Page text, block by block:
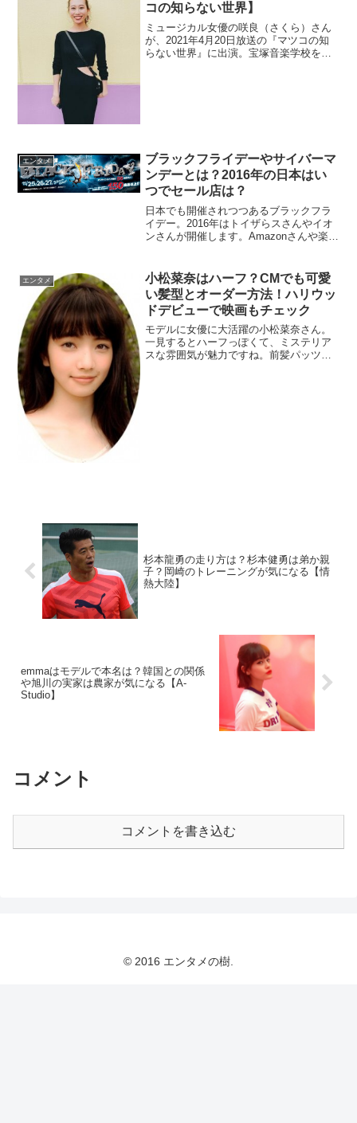
コの知らない世界】
ミュージカル女優の咲良（さくら）さん
が、2021年4月20日放送の『マツコの知
らない世界』に出演。宝塚音楽学校を次
エンタメ
ブラックフライデーやサイバーマ
ンデーとは？2016年の日本はい
つでセール店は？
日本でも開催されつつあるブラックフラ
イデー。2016年はトイザらスさんやイオ
ンさんが開催します。Amazonさんや楽天
でしょう？ブラックマンデーと違うの？
などよく分かり...
エンタメ
小松菜奈はハーフ？CMでも可愛
い髪型とオーダー方法！ハリウッ
ドデビューで映画もチェック
モデルに女優に大活躍の小松菜奈さん。
一見するとハーフっぽくて、ミステリア
スな雰囲気が魅力ですね。前髪パッツン
杉本龍勇の走り方は？杉本健勇は弟か親
子？岡崎のトレーニングが気になる【情
熱大陸】
emmaはモデルで本名は？韓国との関係
や旭川の実家は農家が気になる【A-
Studio】
コメント
コメントを書き込む
© 2016 エンタメの樹.